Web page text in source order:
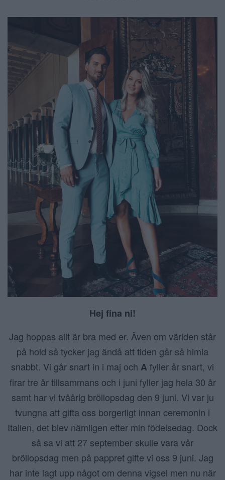
Hej fina ni!
Jag hoppas allt är bra med er. Även om världen står
på hold så tycker jag ändå att tiden går så himla
snabbt. Vi går snart in i maj och Afyller år snart, vi
firar tre år tillsammans och i juni fyller jag hela 30 år
samt har vi tvåårig bröllopsdag den 9 juni. Vi var ju
tvungna att gifta oss borgerligt innan ceremonin i
Italien, det blev nämligen efter min födelsedag. Dock
så sa vi att 27 september skulle vara vår
bröllopsdag men på pappret gifte vi oss 9 juni. Jag
har inte lagt upp något om denna vigsel men nu när